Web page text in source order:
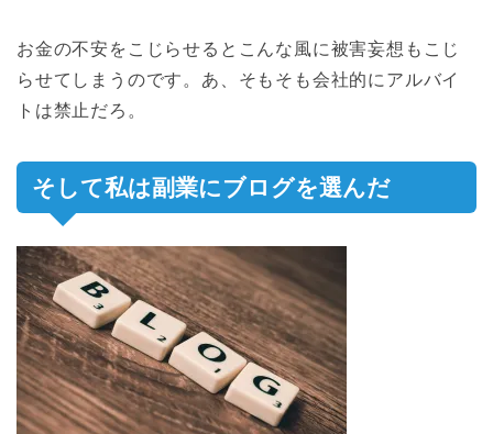
お金の不安をこじらせるとこんな風に被害妄想もこじ
らせてしまうのです。あ、そもそも会社的にアルバイ
トは禁止だろ。
そして私は副業にブログを選んだ